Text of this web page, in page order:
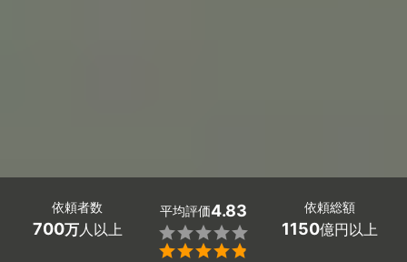
依頼者数
700万人以上
平均評価4.83


依頼総額
1150億円以上